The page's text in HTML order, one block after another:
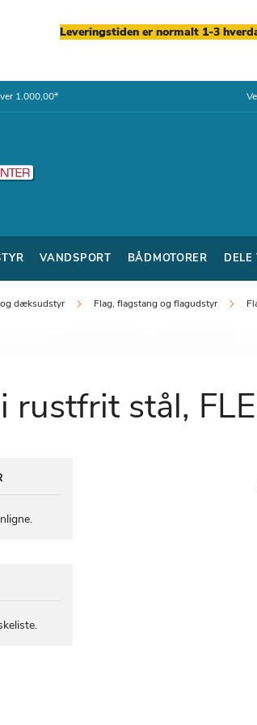
Leveringstiden er normalt 1-3
1.000,00*Skip
VANDSPORT BÅDMOTORER DELE
dæksudstyr Flag, flagstang og flagudstyr
rustfrit stål,